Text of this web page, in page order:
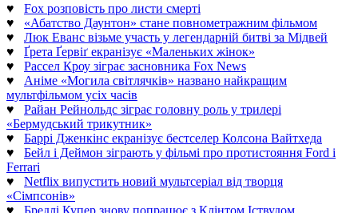
♥ Fox розповість про листи смерті
♥ «Абатство Даунтон» стане повнометражним фільмом
♥ Люк Еванс візьме участь у легендарній битві за Мідвей
♥ Ґрета Ґервіґ екранізує «Маленьких жінок»
♥ Рассел Кроу зіграє засновника Fox News
♥ Аніме «Могила світлячків» названо найкращим
мультфільмом усіх часів
♥ Райан Рейнольдс зіграє головну роль у трилері
«Бермудський трикутник»
♥ Баррі Дженкінс екранізує бестселер Колсона Вайтхеда
♥ Бейл і Деймон зіграють у фільмі про протистояння Ford і
Ferrari
♥ Netflix випустить новий мультсеріал від творця
«Сімпсонів»
♥ Бредлі Купер знову попрацює з Клінтом Іствудом